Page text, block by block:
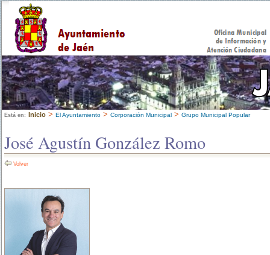
Está en: Inicio > El Ayuntamiento > Corporación Municipal > Grupo Municipal Popular
José Agustín González Romo
Volver